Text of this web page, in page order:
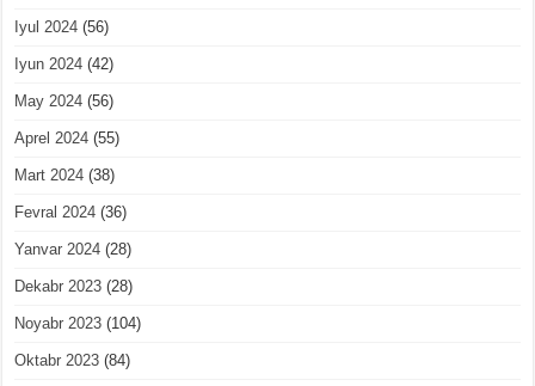
Iyul 2024 (56)
Iyun 2024 (42)
May 2024 (56)
Aprel 2024 (55)
Mart 2024 (38)
Fevral 2024 (36)
Yanvar 2024 (28)
Dekabr 2023 (28)
Noyabr 2023 (104)
Oktabr 2023 (84)